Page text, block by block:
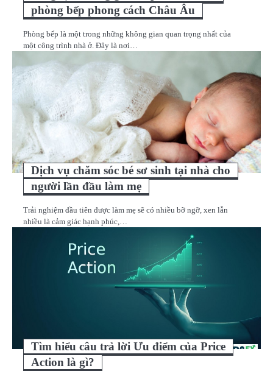
phòng bếp phong cách Châu Âu
Phòng bếp là một trong những không gian quan trọng nhất của
một công trình nhà ở. Đây là nơi…
Dịch vụ chăm sóc bé sơ sinh tại nhà cho
người lần đầu làm mẹ
Trải nghiệm đầu tiên được làm mẹ sẽ có nhiều bỡ ngỡ, xen lẫn
nhiều là cảm giác hạnh phúc,…
Tìm hiểu câu trả lời Ưu điểm của Price
Action là gì?